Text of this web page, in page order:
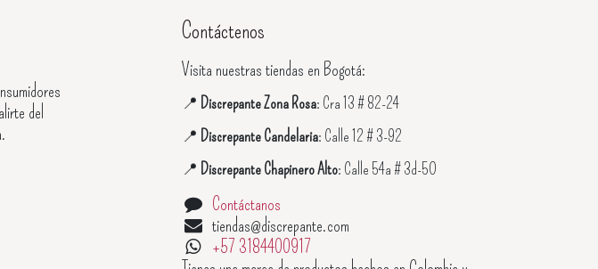
del
Contáctenos
Visita nuestras tiendas en Bogotá:
📍 Discrepante Zona Rosa: Cra 13 # 82-24
📍 Discrepante Candelaria: Calle 12 # 3-92
📍 Discrepante Chapinero Alto: Calle 54a # 3d-50
Contáctanos
tiendas@discrepante.com
+57 3184400917